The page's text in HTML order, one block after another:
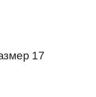
17